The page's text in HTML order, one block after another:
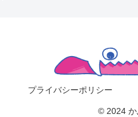
プライバシーポリシー
© 2024 か